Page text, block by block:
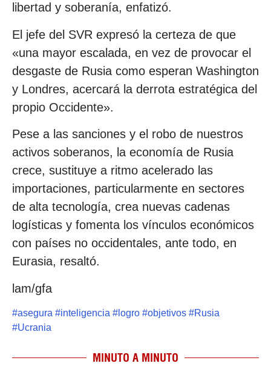
libertad y soberanía, enfatizó.
El jefe del SVR expresó la certeza de que
«una mayor escalada, en vez de provocar el
desgaste de Rusia como esperan Washington
y Londres, acercará la derrota estratégica del
propio Occidente».
Pese a las sanciones y el robo de nuestros
activos soberanos, la economía de Rusia
crece, sustituye a ritmo acelerado las
importaciones, particularmente en sectores
de alta tecnología, crea nuevas cadenas
logísticas y fomenta los vínculos económicos
con países no occidentales, ante todo, en
Eurasia, resaltó.
lam/gfa
#asegura #inteligencia # logro #objetivos #Rusia
#Ucrania
MINUTO A MINUTO